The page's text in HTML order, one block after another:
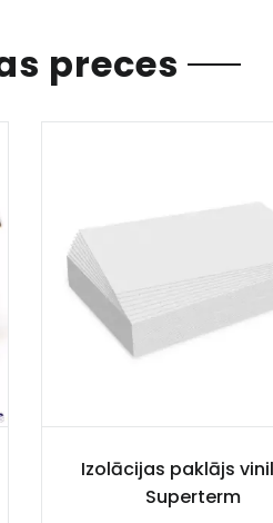
preces
Izolācijas paklājs
Superterm